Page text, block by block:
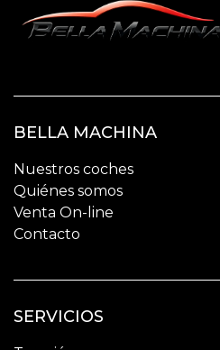
BELLA MACHINA
Nuestros coches
Quiénes somos
Venta On-line
Contacto
SERVICIOS